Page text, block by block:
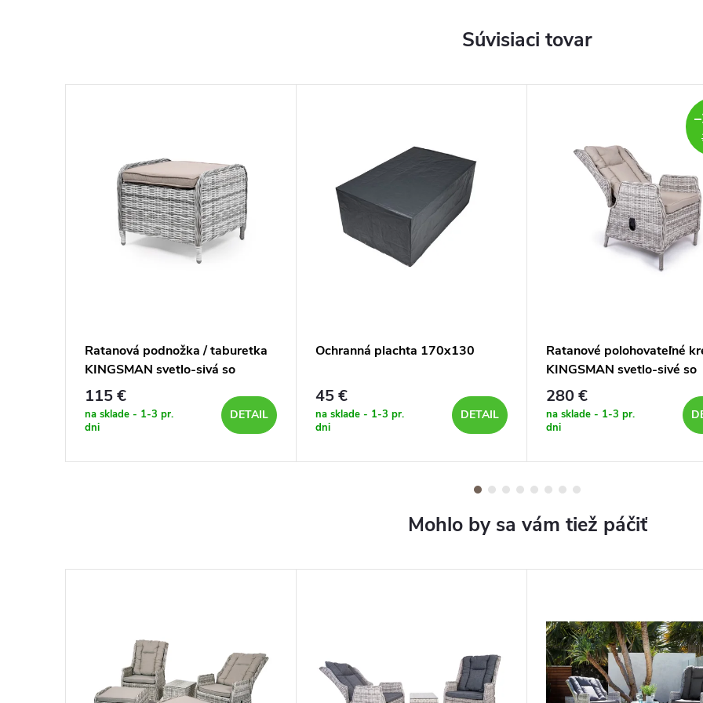
Súvisiaci tovar
Ratanová podnožka / taburetka
KINGSMAN svetlo-sivá so
svetlou poduškou
115 €
na sklade - 1-3 pr.
dni
DETAIL
Ochranná plachta 170x130
45 €
na sklade - 1-3 pr.
dni
DETAIL
Ratanové polohovateľné
KINGSMAN svetlo-sivé so
svetlou poduškou
280 €
na sklade - 1-3 pr.
dni